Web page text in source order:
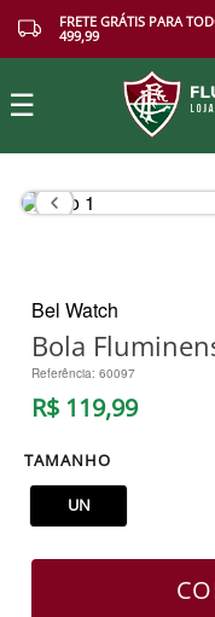
FRETE GRÁTIS PARA
499,99
☰
Buscar
Bel Watch
Bola
Referência: 60097
R$ 119,99
TAMANHO
UN